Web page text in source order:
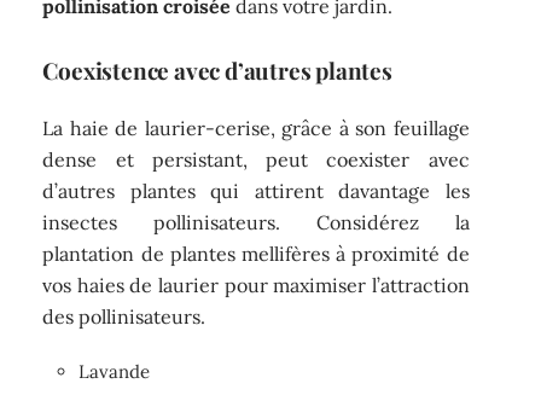
pollinisation croisée dans votre jardin.
Coexistence avec d’autres plantes
La haie de laurier-cerise, grâce à son feuillage
dense et persistant, peut coexister avec
d’autres plantes qui attirent davantage les
insectes pollinisateurs. Considérez la
plantation de plantes mellifères à proximité de
vos haies de laurier pour maximiser l’attraction
des pollinisateurs.
Lavande